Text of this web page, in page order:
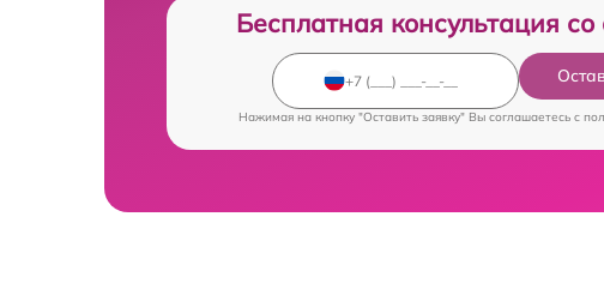
Бесплатная консультация
Нажимая на кнопку "Оставить заявку" Вы соглашаетесь c